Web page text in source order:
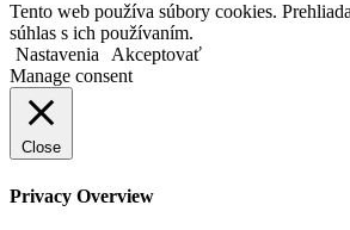
Tento web používa súbory cookies.
súhlas s ich používaním.
Nastavenia Akceptovať
Manage consent
Close
Privacy Overview